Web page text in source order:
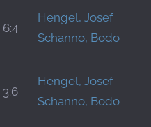
6:4
Hengel, Josef
Schanno, Bodo
3:6
Hengel, Josef
Schanno, Bodo